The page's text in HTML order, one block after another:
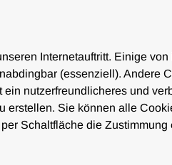
dem
bei 5,0 – 10,0
Internetauftritt. Einige
(essenziell). Andere
ein nutzerfreundlicheres und
erstellen. Sie können alle
Schaltfläche die Zustimmung